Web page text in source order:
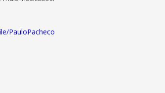
PauloPacheco